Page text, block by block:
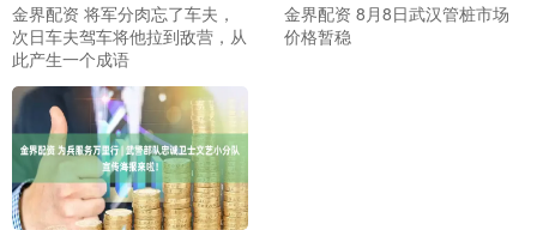
金界配资 将军分肉忘了车夫，
次日车夫驾车将他拉到敌营，从
此产生一个成语
金界配资 8月8日武汉管桩市场
价格暂稳